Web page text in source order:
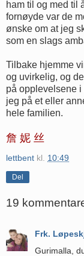
ham til og med til
fornøyde var de
ønske om at jeg
som en slags
Tilbake hjemme
og uvirkelig, og
på opplevelsene i
jeg på et eller
hele familien.
詹 妮 丝
lettbent kl. 10:49
Del
19
Frk.
Gurimalla,